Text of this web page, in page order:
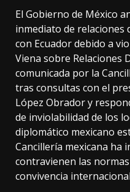
El Gobierno de México
inmediato de relaciones
con Ecuador debido a
Viena sobre Relaciones
comunicada por la
tras consultas con el
López Obrador y
de inviolabilidad de los
diplomático mexicano
Cancillería mexicana ha
contravienen las
convivencia